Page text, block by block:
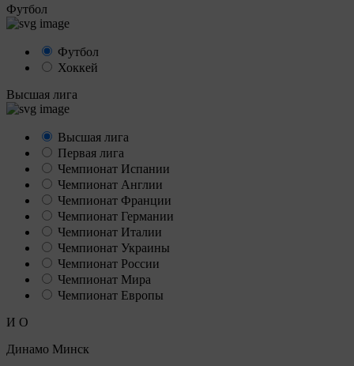
Футбол
Футбол
Хоккей
Высшая лига
Высшая лига
Первая лига
Чемпионат Испании
Чемпионат Англии
Чемпионат Франции
Чемпионат Германии
Чемпионат Италии
Чемпионат Украины
Чемпионат России
Чемпионат Мира
Чемпионат Европы
И О
Динамо Минск